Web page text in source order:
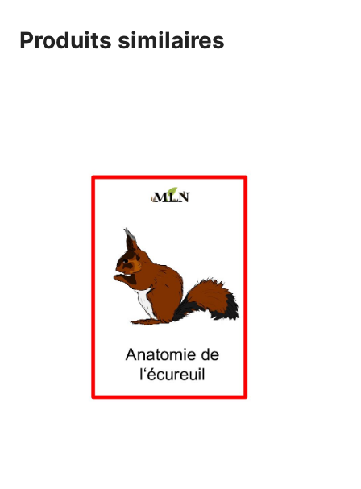
Produits similaires